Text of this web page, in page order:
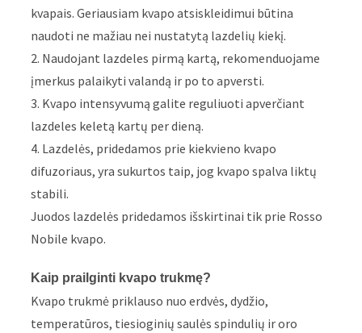
kvapais. Geriausiam kvapo atsiskleidimui būtina
naudoti ne mažiau nei nustatytą lazdelių kiekį.
2. Naudojant lazdeles pirmą kartą, rekomenduojame
įmerkus palaikyti valandą ir po to apversti.
3. Kvapo intensyvumą galite reguliuoti apverčiant
lazdeles keletą kartų per dieną.
4. Lazdelės, pridedamos prie kiekvieno kvapo
difuzoriaus, yra sukurtos taip, jog kvapo spalva liktų
stabili.
Juodos lazdelės pridedamos išskirtinai tik prie Rosso
Nobile kvapo.
Kaip prailginti kvapo trukmę?
Kvapo trukmė priklauso nuo erdvės, dydžio,
temperatūros, tiesioginių saulės spindulių ir oro